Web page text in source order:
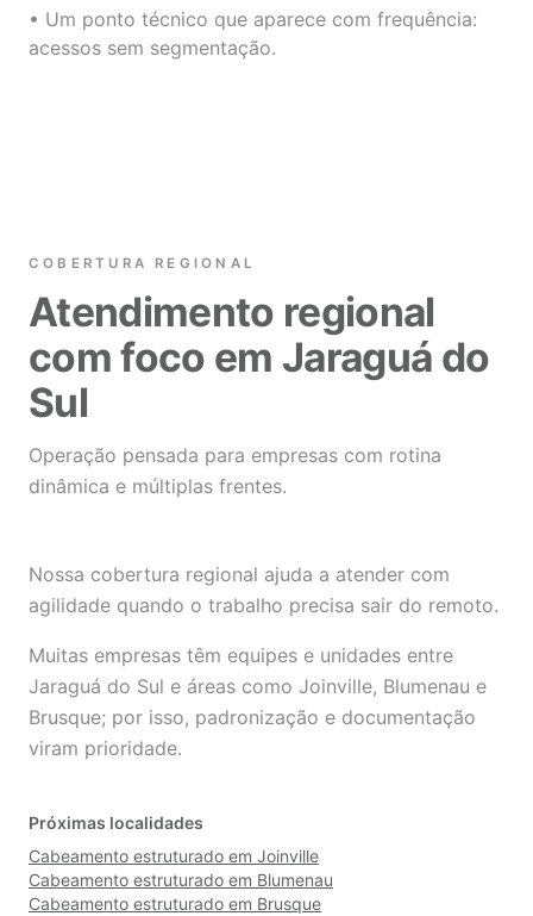
• Um ponto técnico que aparece com frequência:
acessos sem segmentação.
COBERTURA REGIONAL
Atendimento regional
com foco em Jaraguá do
Sul
Operação pensada para empresas com rotina
dinâmica e múltiplas frentes.
Nossa cobertura regional ajuda a atender com
agilidade quando o trabalho precisa sair do remoto.
Muitas empresas têm equipes e unidades entre
Jaraguá do Sul e áreas como Joinville, Blumenau e
Brusque; por isso, padronização e documentação
viram prioridade.
Próximas localidades
Cabeamento estruturado em Joinville
Cabeamento estruturado em Blumenau
Cabeamento estruturado em Brusque